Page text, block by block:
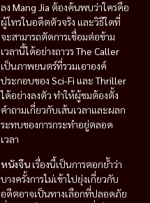
ลง Mang Jia ต้องค้นพบว่าใครคือ
ผู้โทรในอดีตตัวจริง และวิธีใดที่
จะสามารถตัดการเชื่อมต่อข้าม
เวลานี้ได้อย่างถาวรThe Caller
เป็นภาพยนตร์ที่รวมเอาองค์
ประกอบของ Sci-Fi และThriller
ได้อย่างลงตัว ทำให้ผู้ชมต้องตั้ง
คำถามเกี่ยวกับเส้นเวลาและผลก
ระทบของการกระทำอยู่ตลอด
เวลา
หนังจีน เรื่องนี้เป็นการตอกย้ำว่า
บางครั้งการไม่เข้าไปยุ่งเกี่ยวกับ
อดีตอาจเป็นทางเลือกที่ปลอดภัย